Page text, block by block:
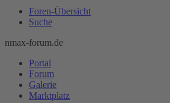
Foren-Übersicht
Suche
nmax-forum.de
Portal
Forum
Galerie
Marktplatz